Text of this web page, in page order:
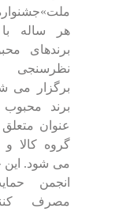
هر ساله
برندهای
نظرسنجی
برگزار می
گروه کالا
می شود. این
انجمن
مصرف